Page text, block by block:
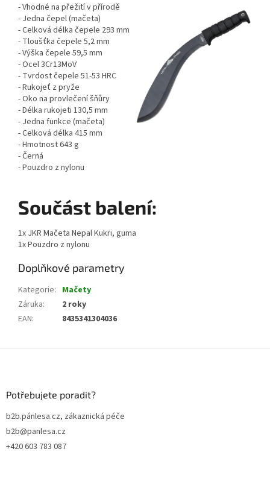
- Vhodné na přežití v přírodě
- Jedna čepel (mačeta)
- Celková délka čepele 293 mm
- Tloušťka čepele 5,2 mm
- Výška čepele 59,5 mm
- Ocel 3Cr13MoV
- Tvrdost čepele 51-53 HRC
- Rukojeť z pryže
- Oko na provlečení šňůry
- Délka rukojeti 130,5 mm
- Jedna funkce (mačeta)
- Celková délka 415 mm
- Hmotnost 643 g
- Černá
- Pouzdro z nylonu
Součást balení:
1x JKR Mačeta Nepal Kukri, guma
1x Pouzdro z nylonu
Doplňkové parametry
Kategorie: Mačety
Záruka:
2 roky
EAN: 8435341304036
Potřebujete poradit?
b2b.pánlesa.cz, zákaznická péče
b2b@panlesa.cz
+420 603 783 087